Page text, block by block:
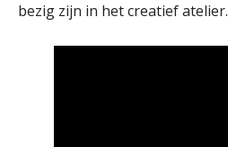
bezig zijn in het creatief atelier.